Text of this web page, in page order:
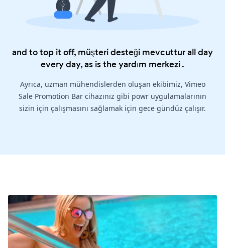
and to top it off, müşteri desteği mevcuttur all day
every day, as is theyardım merkezi.
Ayrıca, uzman mühendislerden oluşan ekibimiz, Vimeo
Sale Promotion Bar cihazınız gibi powr uygulamalarının
sizin için çalışmasını sağlamak için gece gündüz çalışır.